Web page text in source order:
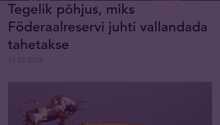
Tegelik põhjus, miks
Föderaalreservi juhti vallandada
tahetakse